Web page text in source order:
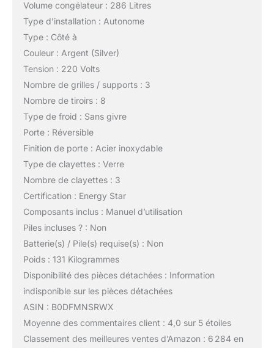
Volume congélateur : 286 Litres
Type d’installation : Autonome
Type : Côté à
Couleur : Argent (Silver)
Tension : 220 Volts
Nombre de grilles / supports : 3
Nombre de tiroirs : 8
Type de froid : Sans givre
Porte : Réversible
Finition de porte : Acier inoxydable
Type de clayettes : Verre
Nombre de clayettes : 3
Certification : Energy Star
Composants inclus : Manuel d’utilisation
Piles incluses ? : Non
Batterie(s) / Pile(s) requise(s) : Non
Poids : 131 Kilogrammes
Disponibilité des pièces détachées : Information
indisponible sur les pièces détachées
ASIN : B0DFMNSRWX
Moyenne des commentaires client : 4,0 sur 5 étoiles
Classement des meilleures ventes d’Amazon : 6 284 en